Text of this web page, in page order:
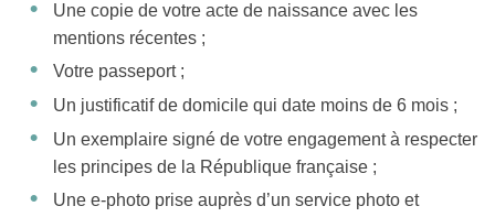
Une copie de votre acte de naissance avec les
mentions récentes ;
Votre passeport ;
Un justificatif de domicile qui date moins de 6 mois ;
Un exemplaire signé de votre engagement à respecter
les principes de la République française ;
Une e-photo prise auprès d’un service photo et